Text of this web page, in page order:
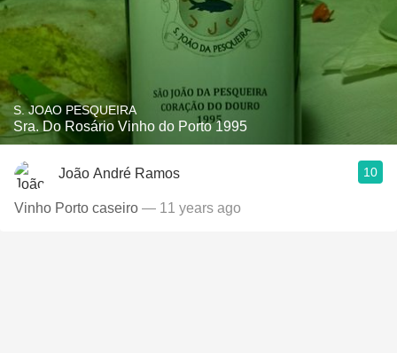
S. JOAO PESQUEIRA
Sra. Do Rosário Vinho do Porto 1995
João André Ramos 10
Vinho Porto caseiro — 11 years ago